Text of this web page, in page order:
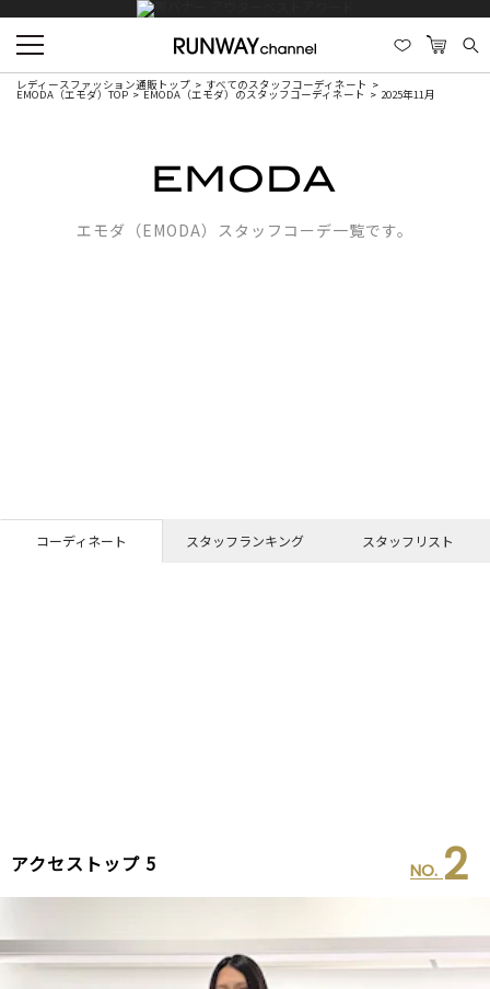
レディースファッション通販トップ すべてのスタッフコーディネート
EMODA（エモダ）TOP EMODA（エモダ）のスタッフコーディネート 2025年11月
エモダ（EMODA）スタッフコーデ一覧です。
コーディネート スタッフランキング スタッフリスト
アクセストップ 5 NO. 2